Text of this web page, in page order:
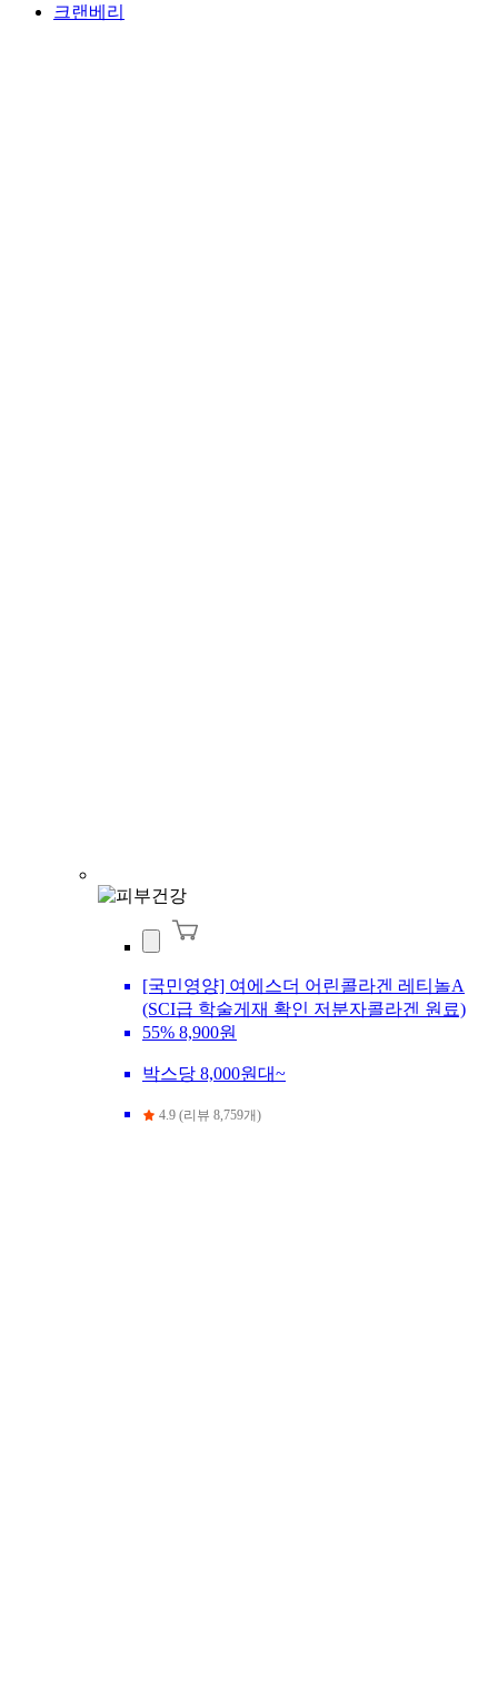
크랜베리
[국민영양] 여에스더 어린콜라겐 레티놀A
(SCI급 학술게재 확인 저분자콜라겐 원료)
55% 8,900원
박스당 8,000원대~
4.9 (리뷰 8,759개)